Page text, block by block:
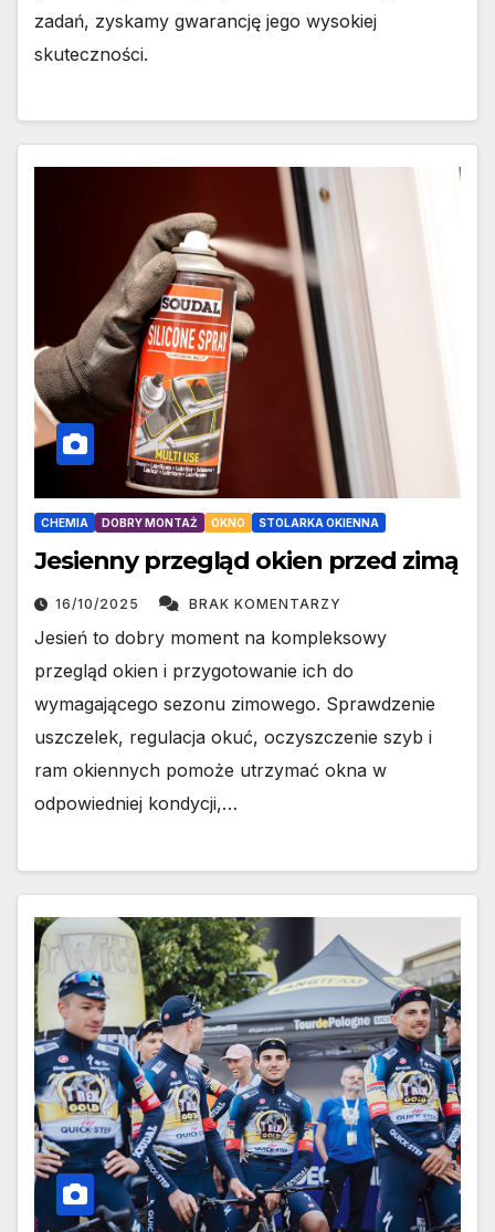
zadań, zyskamy gwarancję jego wysokiej
skuteczności.
CHEMIA DOBRY MONTAŻ OKNO STOLARKA OKIENNA
Jesienny przegląd okien przed zimą
16/10/2025 BRAK KOMENTARZY
Jesień to dobry moment na kompleksowy
przegląd okien i przygotowanie ich do
wymagającego sezonu zimowego. Sprawdzenie
uszczelek, regulacja okuć, oczyszczenie szyb i
ram okiennych pomoże utrzymać okna w
odpowiedniej kondycji,…